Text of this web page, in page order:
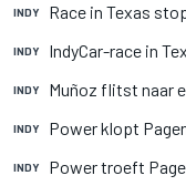
INDY Race in Texas
INDY IndyCar-race in
INDY Muñoz flitst naar
INDY Power klopt
INDY Power troeft